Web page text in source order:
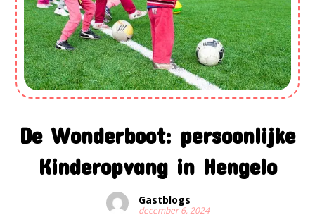
De Wonderboot: persoonlijke
Kinderopvang in Hengelo
Gastblogs
december 6, 2024